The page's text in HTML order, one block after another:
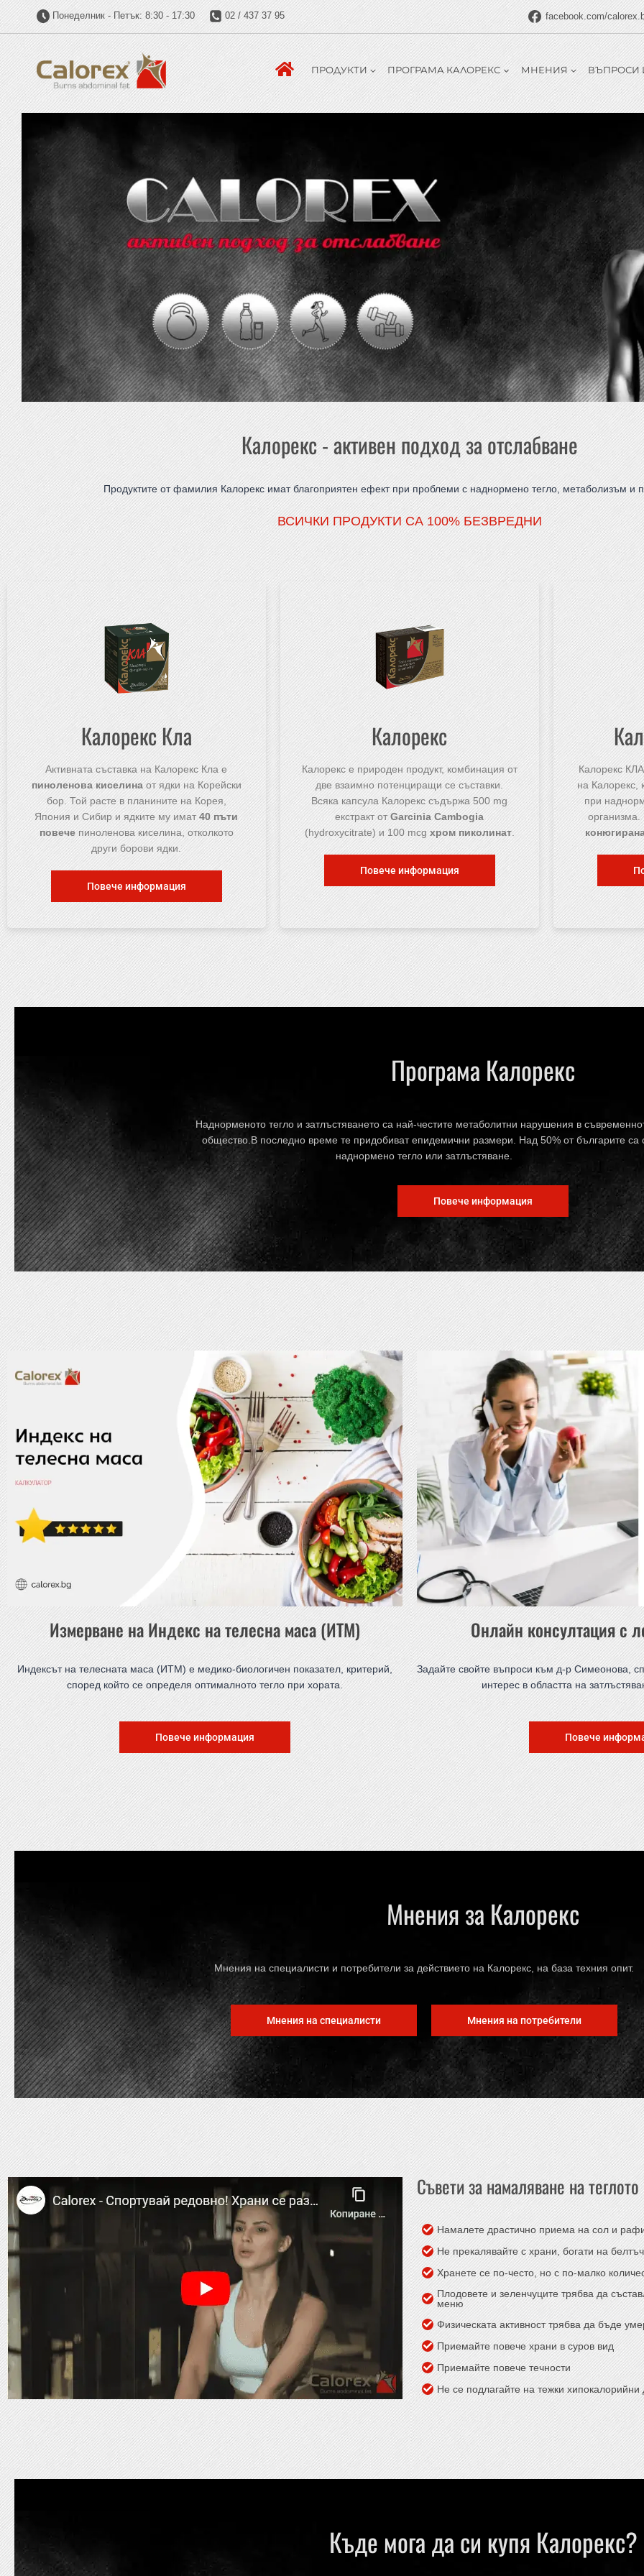
Понеделник - Петък: 8:30 - 17:30 02 / 437 37 95 facebook.com/
ПРОДУКТИ ПРОГРАМА КАЛОРЕКС МНЕНИЯ ВЪПРОСИ
Калорекс - активен подход за отслабване
Продуктите от фамилия Калорекс имат благоприятен ефект при проблеми с наднормено тегло, метаболизъм и
ВСИЧКИ ПРОДУКТИ СА 100% БЕЗВРЕДНИ
Калорекс Кла
Активната съставка на Калорекс Кла е
пиноленова киселинаот ядки на Корейски
бор. Той расте в планините на Корея,
Япония и Сибир и ядките му имат40 пъти
повечепиноленова киселина, отколкото
други борови ядки.
Повече информация
Калорекс
Калорекс е природен продукт, комбинация от
две взаимно потенциращи се съставки.
Всяка капсула Калорекс съдържа 500 mg
екстракт отGarcinia Cambogia
(hydroxycitrate) и 100 mcgхром пиколинат.
Повече информация
Калорекс
на Калорекс,
при
организма.
Програма Калорекс
Наднорменото тегло и затлъстяването са най-честите метаболитни нарушения в
общество.В последно време тe придобиват епидемични размери. Над 50% от българите са
наднормено тегло или затлъстяване.
Повече информация
Измерване на Индекс на телесна маса (ИТМ)
Индексът на телесната маса (ИТМ) е медико-биологичен показател, критерий,
според който се определя оптималното тегло при хората.
Повече информация
Онлайн консултация с
Задайте свойте въпроси към д-р Симеонова,
интерес в областта на
Повече
Мнения за Калорекс
Мнения на специалисти и потребители за действието на Калорекс, на база техния опит.
Мнения на специалисти Мнения на потребители
Съвети за намаляване на теглото
Намалете драстично приема на сол и
Не прекалявайте с храни, богати на
Хранете се по-често, но с по-малко
Плодовете и зеленчуците трябва да
меню
Физическата активност трябва да бъде
Приемайте повече храни в суров вид
Приемайте повече течности
Не се подлагайте на тежки хипокалорийни
Къде мога да си купя Калорекс?